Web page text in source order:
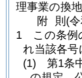
理事業の換
附 則 (
1
この条例
れ当該各
(1)
第1条